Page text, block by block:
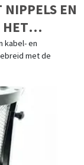
NIPPELS EN
HET
kabel- en
met de